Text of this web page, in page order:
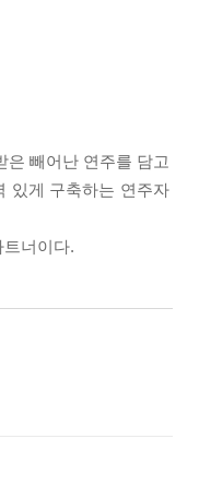
은 빼어난 연주를 담고
있게 구축하는 연주자
트너이다.